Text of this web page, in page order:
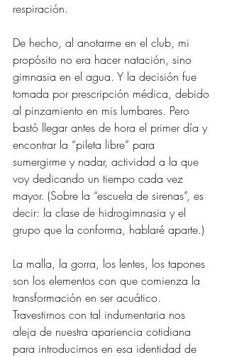
respiración.
De hecho, al anotarme en el club, mi
propósito no era hacer natación, sino
gimnasia en el agua. Y la decisión fue
tomada por prescripción médica, debido
al pinzamiento en mis lumbares. Pero
bastó llegar antes de hora el primer día y
encontrar la “pileta libre” para
sumergirme y nadar, actividad a la que
voy dedicando un tiempo cada vez
mayor. (Sobre la “escuela de sirenas”, es
decir: la clase de hidrogimnasia y el
grupo que la conforma, hablaré aparte.)
La malla, la gorra, los lentes, los tapones
son los elementos con que comienza la
transformación en ser acuático.
Travestirnos con tal indumentaria nos
aleja de nuestra apariencia cotidiana
para introducirnos en esa identidad de